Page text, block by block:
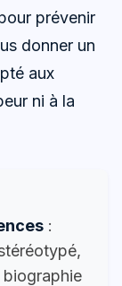
prévenir
donner un
aux
ni à la
: